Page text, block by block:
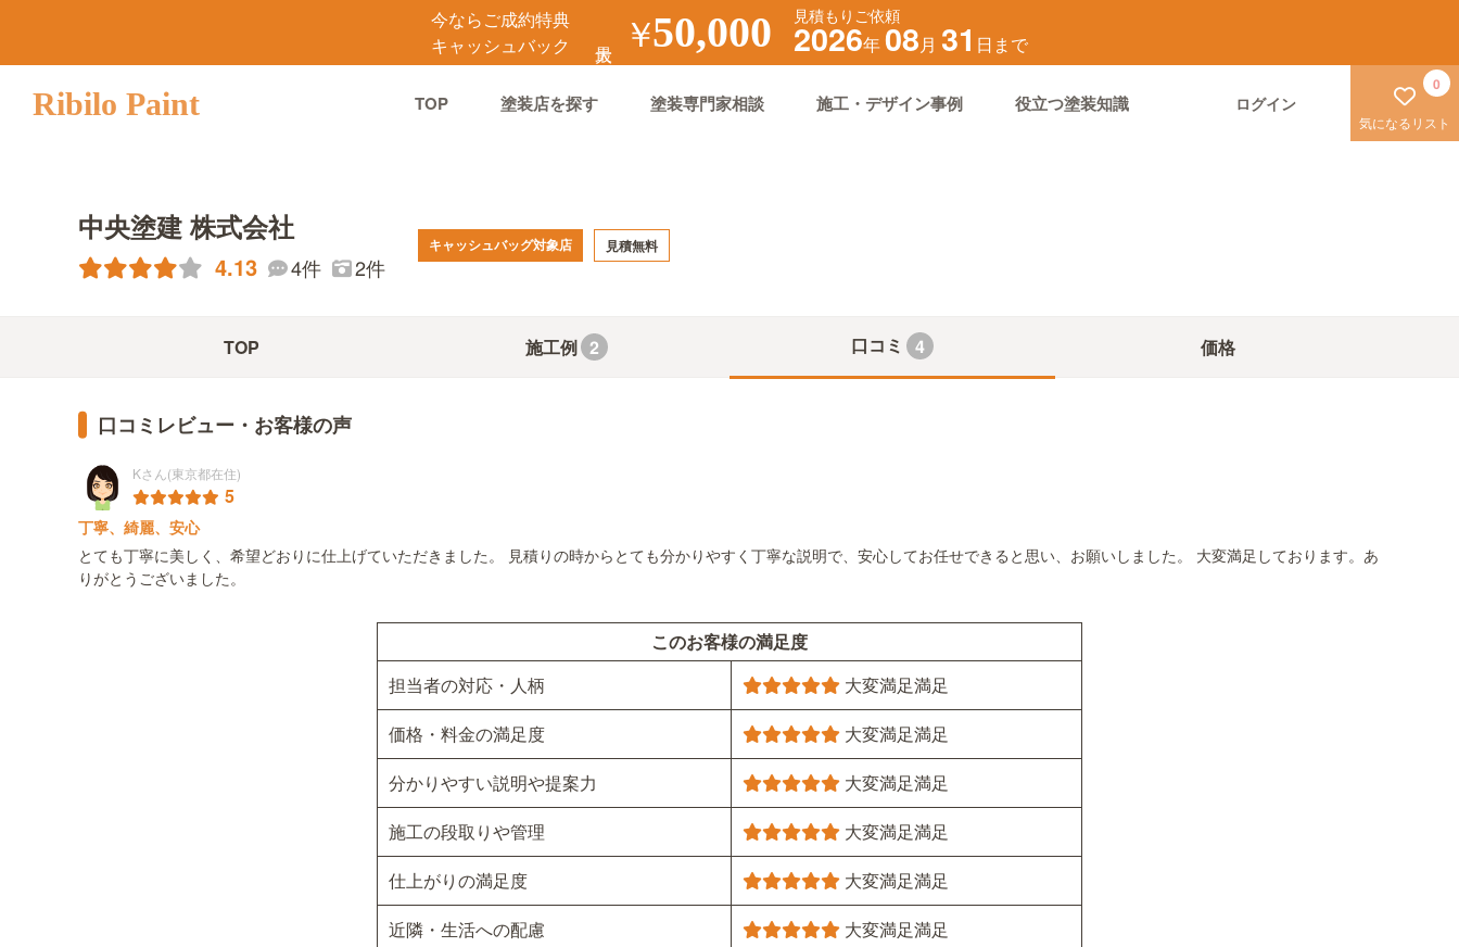
今ならご成約特典
キャッシュバック
￥50,000 見積もりご依頼
2026年08月 31 日まで
Ribilo Paint TOP 塗装店を探す 塗装専門家相談 施工・デザイン事例 役立つ塗装知識 ログイン
気になるリスト
0
中央塗建 株式会社
4.13 4件 2件
キャッシュバッグ対象店 見積無料
TOP 施工例 2 口コミ 4 価格
口コミレビュー・お客様の声
Kさん(東京都在住)
5
丁寧、綺麗、安心
とても丁寧に美しく、希望どおりに仕上げていただきました。 見積りの時からとても分かりやすく丁寧な説明で、安心してお任せできると思い、お願いしました。 大変満足しております。あ
りがとうございました。
このお客様の満足度
担当者の対応・人柄
大変満足満足
価格・料金の満足度
大変満足満足
分かりやすい説明や提案力
大変満足満足
施工の段取りや管理
大変満足満足
仕上がりの満足度
大変満足満足
近隣・生活への配慮
大変満足満足